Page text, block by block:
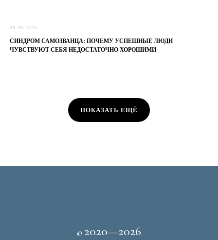
29.09.2025
СИНДРОМ САМОЗВАНЦА: ПОЧЕМУ УСПЕШНЫЕ ЛЮДИ
ЧУВСТВУЮТ СЕБЯ НЕДОСТАТОЧНО ХОРОШИМИ
ПОКАЗАТЬ ЕЩЁ
© 2020—2026